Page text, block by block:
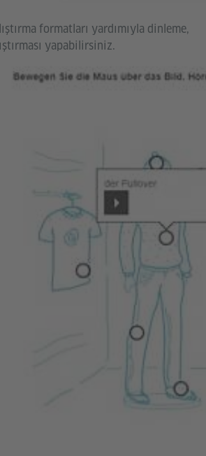
formatları yardımıyla dinleme,
yapabilirsiniz.